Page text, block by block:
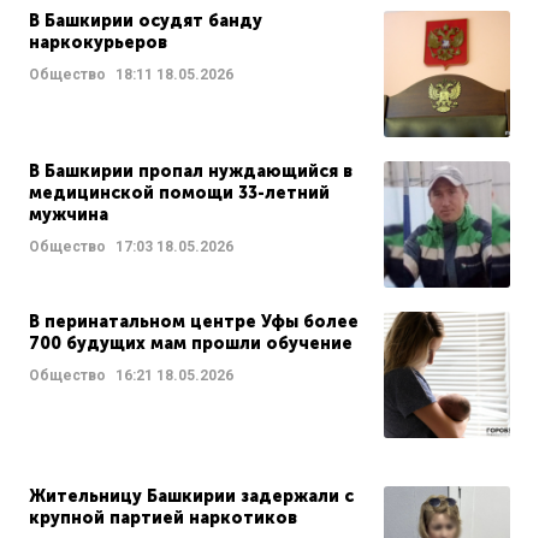
В Башкирии осудят банду
наркокурьеров
Общество 18:11 18.05.2026
В Башкирии пропал нуждающийся в
медицинской помощи 33-летний
мужчина
Общество 17:03 18.05.2026
В перинатальном центре Уфы более
700 будущих мам прошли обучение
Общество 16:21 18.05.2026
Жительницу Башкирии задержали с
крупной партией наркотиков